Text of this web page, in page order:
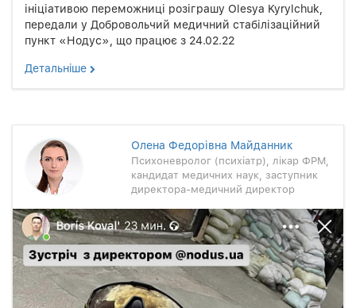
ініціативою переможниці розіграшу Olesya Kyrylchuk,
передали у Добровольчий медичний стабілізаційний
пункт «Нодус», що працює з 24.02.22
Детальнiше
Олена Федорівна Майданник
Психоневролог (психіатр), лікар ФРМ,
кандидат медичних наук, заступник
директора-медичний директор